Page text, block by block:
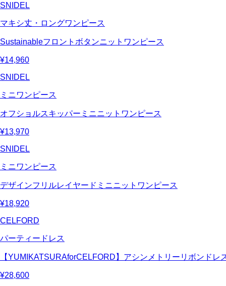
SNIDEL
マキシ丈・ロングワンピース
Sustainableフロントボタンニットワンピース
¥14,960
SNIDEL
ミニワンピース
オフショルスキッパーミニニットワンピース
¥13,970
SNIDEL
ミニワンピース
デザインフリルレイヤードミニニットワンピース
¥18,920
CELFORD
パーティードレス
【YUMIKATSURAforCELFORD】アシンメトリーリボンドレ
¥28,600